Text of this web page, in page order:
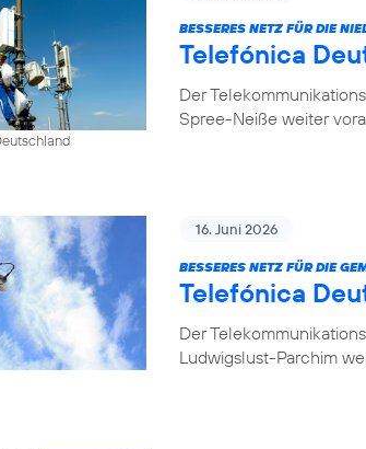
BESSERES NETZ FÜR DIE
Telefónica
Der
Spree-Neiße weiter
16. Juni 2026
BESSERES NETZ FÜR DIE
Telefónica
Der
Ludwigslust-Parchim